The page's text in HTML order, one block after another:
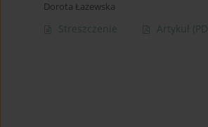
Dorota Łażewska
Streszczenie Artykuł